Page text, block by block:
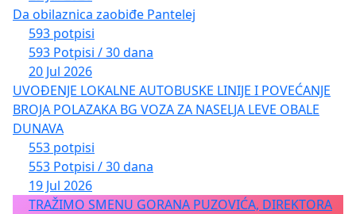
Da obilaznica zaobiđe Pantelej
593 potpisi
593 Potpisi / 30 dana
20 Jul 2026
UVOĐENJE LOKALNE AUTOBUSKE LINIJE I POVEĆANJE
BROJA POLAZAKA BG VOZA ZA NASELJA LEVE OBALE
DUNAVA
553 potpisi
553 Potpisi / 30 dana
19 Jul 2026
TRAŽIMO SMENU GORANA PUZOVIĆA, DIREKTORA